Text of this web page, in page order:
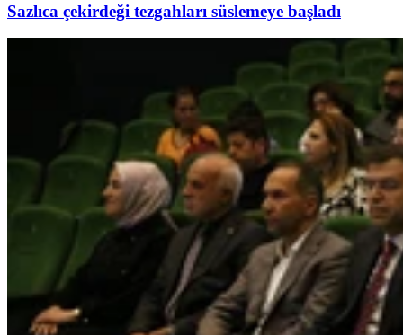
Sazlıca çekirdeği tezgahları süslemeye başladı